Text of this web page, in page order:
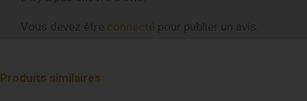
connecté
Produits similaires